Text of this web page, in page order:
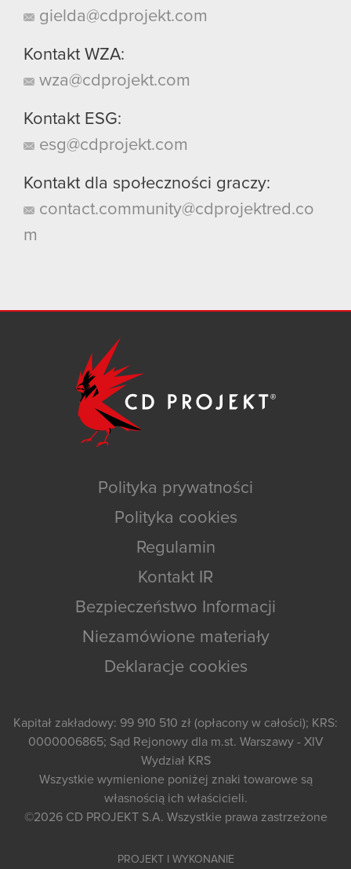
gielda@cdprojekt.com
Kontakt WZA:
wza@cdprojekt.com
Kontakt ESG:
esg@cdprojekt.com
Kontakt dla społeczności graczy:
contact.community@cdprojektred.co
m
Polityka prywatności
Polityka cookies
Regulamin
Kontakt IR
Bezpieczeństwo Informacji
Niezamówione materiały
Deklaracje cookies
Kapitał zakładowy: 99 910 510 zł (opłacony w całości); KRS:
0000006865; Sąd Rejonowy dla m.st. Warszawy - XIV
Wydział KRS
Wszystkie wymienione poniżej znaki towarowe są
własnością ich właścicieli.
©2026 CD PROJEKT S.A. Wszystkie prawa zastrzeżone
PROJEKT I WYKONANIE